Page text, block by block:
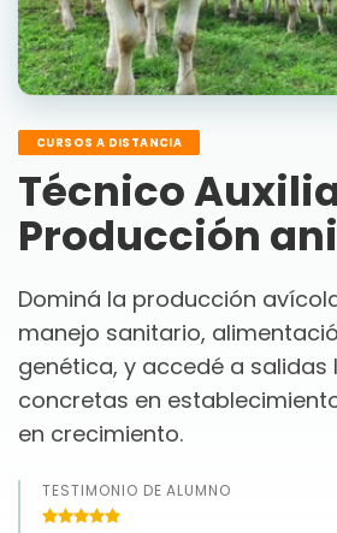
CURSOS A DISTANCIA
Técnico
Producción
Dominá la producción
manejo sanitario,
genética, y accedé a salidas
concretas en
en crecimiento.
TESTIMONIO DE ALUMNO